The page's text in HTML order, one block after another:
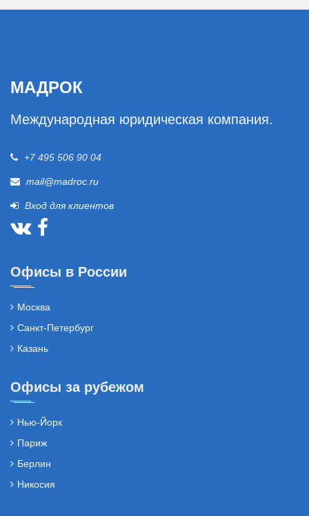
МАДРОК
Международная юридическая компания.
+7 495 506 90 04
mail@madroc.ru
Вход для клиентов
Офисы в России
Москва
Санкт-Петербург
Казань
Офисы за рубежом
Нью-Йорк
Париж
Берлин
Никосия